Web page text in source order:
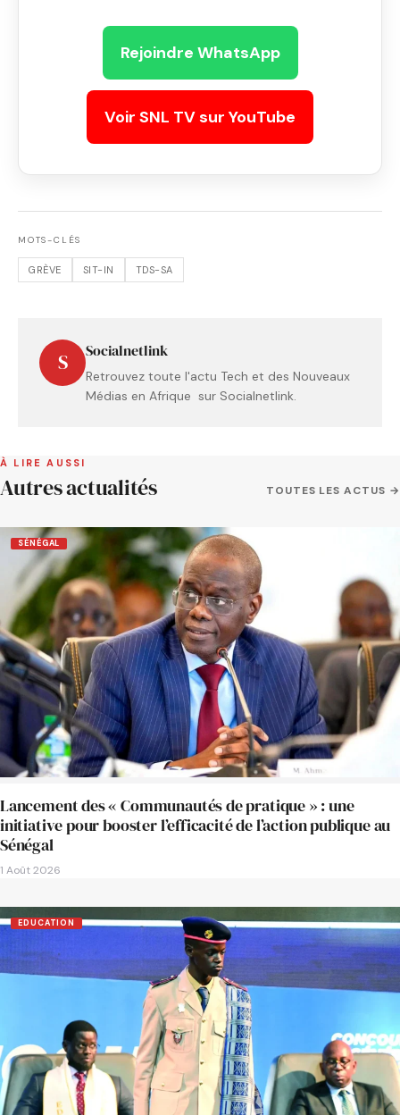
Rejoindre WhatsApp
Voir SNL TV sur YouTube
MOTS-CLÉS
GRÈVE SIT-IN TDS-SA
S Socialnetlink
Retrouvez toute l'actu Tech et des Nouveaux
Médias en Afrique sur Socialnetlink.
À LIRE AUSSI
Autres actualités TOUTES LES ACTUS →
SÉNÉGAL
Lancement des « Communautés de pratique » : une
initiative pour booster l’efficacité de l’action publique au
Sénégal
1 Août 2026
EDUCATION